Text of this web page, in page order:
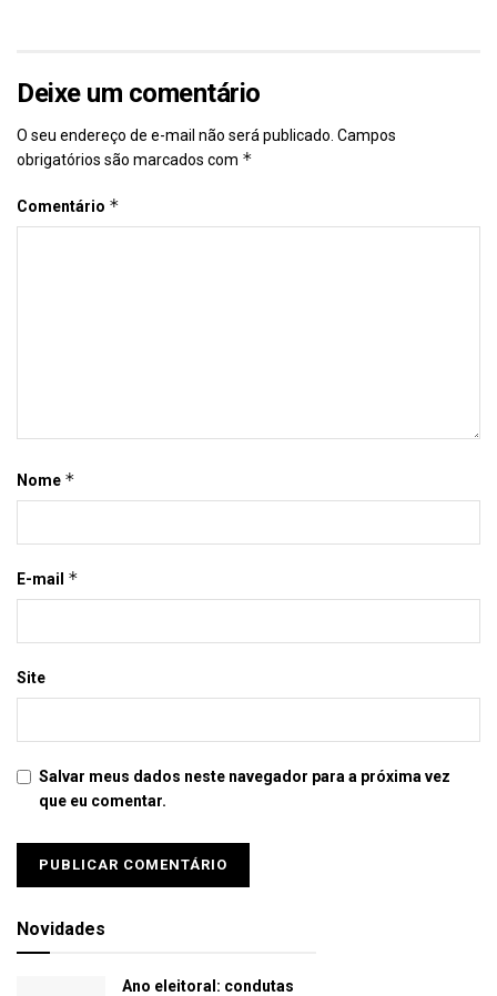
Deixe um comentário
O seu endereço de e-mail não será publicado. Campos
obrigatórios são marcados com *
Comentário *
Nome *
E-mail *
Site
Salvar meus dados neste navegador para a próxima vez
que eu comentar.
Novidades
Ano eleitoral: condutas